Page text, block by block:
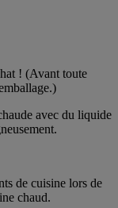
! (Avant toute
avec du liquide
de cuisine lors de
chaud.